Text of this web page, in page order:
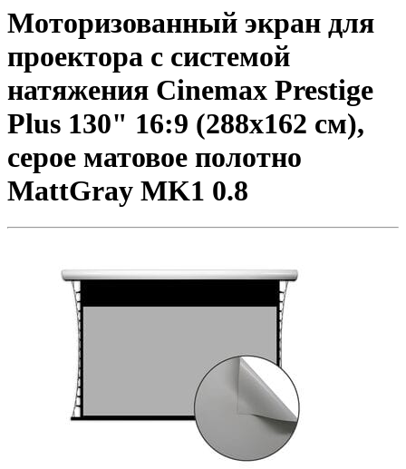
Моторизованный экран для
проектора с системой
натяжения Cinemax Prestige
Plus 130" 16:9 (288x162 см),
серое матовое полотно
MattGray MK1 0.8